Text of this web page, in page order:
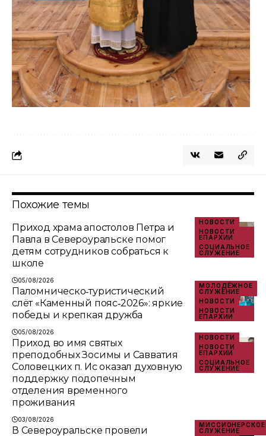
Похожие темы
НОВОСТИ
НОВОСТИ
ЕПАРХИИ
СОЦИАЛЬНОЕ
СЛУЖЕНИЕ
Приход храма апостолов Петра и
Павла в Североуральске помог
детям сотрудников собраться к
школе
05/08/2026
МОЛОДЁЖНОЕ
СЛУЖЕНИЕ
НОВОСТИ
НОВОСТИ
ЕПАРХИИ
Паломническо‑туристический
слёт «Каменный пояс‑2026»: яркие
победы и крепкая дружба
05/08/2026
НОВОСТИ
НОВОСТИ
ЕПАРХИИ
СОЦИАЛЬНОЕ
СЛУЖЕНИЕ
Приход во имя святых
преподобных Зосимы и Савватия
Соловецких п. Ис оказал духовную
поддержку подопечным
отделения временного
проживания
03/08/2026
МИССИОНЕРСКОЕ
СЛУЖЕНИЕ
В Североуральске провели